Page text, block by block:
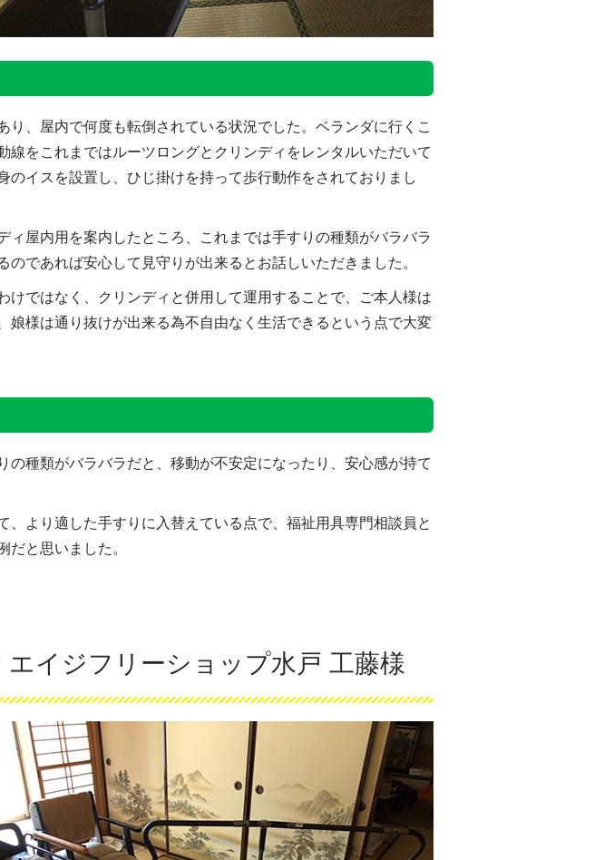
り、屋内で何度も転倒されている状況でした。ベランダに行くこ
線をこれまではルーツロングとクリンディをレンタルいただいて
のイスを設置し、ひじ掛けを持って歩行動作をされておりまし
ィ屋内用を案内したところ、これまでは手すりの種類がバラバラ
であれば安心して見守りが出来るとお話しいただきました。
けではなく、クリンディと併用して運用することで、ご本人様は
娘様は通り抜けが出来る為不自由なく生活できるという点で大変
の種類がバラバラだと、移動が不安定になったり、安心感が持て
、より適した手すりに入替えている点で、福祉用具専門相談員と
だと思いました。
イジフリーショップ水戸 工藤様